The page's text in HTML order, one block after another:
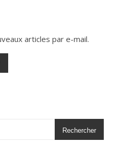
articles par e-mail.
Rechercher